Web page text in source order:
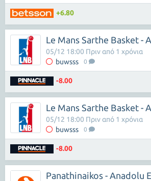
+6.80
buwsss 0
05/12 18:00 Πριν από 1 χρόνια
-8.00
buwsss 0
05/12 18:00 Πριν από 1 χρόνια
-8.00
Panathinaikos - Anadolu